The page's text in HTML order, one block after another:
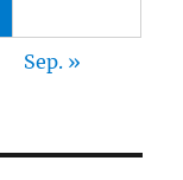
Sep. »